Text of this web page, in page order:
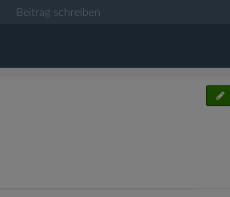
Beitrag schreiben